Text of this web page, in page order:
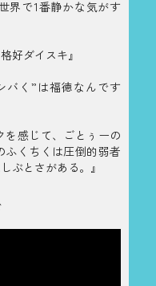
界で1番静かな気がす
好ダイスキ』
バく”は福徳なんです
を感じて、ごとぅーの
ふくちくは圧倒的弱者
ぶとさがある。』